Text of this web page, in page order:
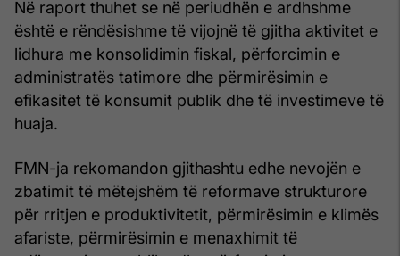
Në raport thuhet se në periudhën e ardhshme
është e rëndësishme të vijojnë të gjitha aktivitet e
lidhura me konsolidimin fiskal, përforcimin e
administratës tatimore dhe përmirësimin e
efikasitet të konsumit publik dhe të investimeve të
huaja.
FMN-ja rekomandon gjithashtu edhe nevojën e
zbatimit të mëtejshëm të reformave strukturore
për rritjen e produktivitetit, përmirësimin e klimës
afariste, përmirësimin e menaxhimit të